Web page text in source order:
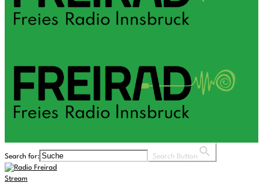
Search for: Search Button
Stream